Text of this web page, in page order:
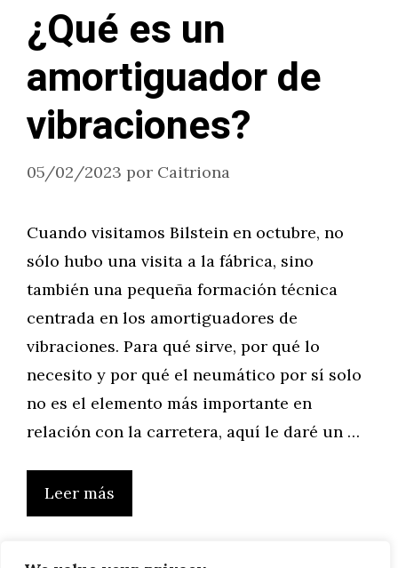
¿Qué es un
amortiguador de
vibraciones?
05/02/2023 por Caitriona
Cuando visitamos Bilstein en octubre, no
sólo hubo una visita a la fábrica, sino
también una pequeña formación técnica
centrada en los amortiguadores de
vibraciones. Para qué sirve, por qué lo
necesito y por qué el neumático por sí solo
no es el elemento más importante en
relación con la carretera, aquí le daré un …
Leer más